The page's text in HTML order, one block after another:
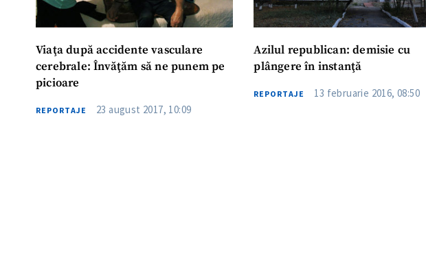
Viaţa după accidente vasculare
cerebrale: Învăţăm să ne punem pe
picioare
REPORTAJE 23 august 2017, 10:09
Azilul republican: demisie cu
plângere în instanţă
REPORTAJE 13 februarie 2016, 08:50